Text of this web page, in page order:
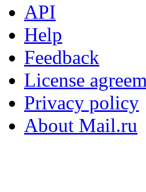
API
Help
Feedback
License
Privacy policy
About Mail.ru